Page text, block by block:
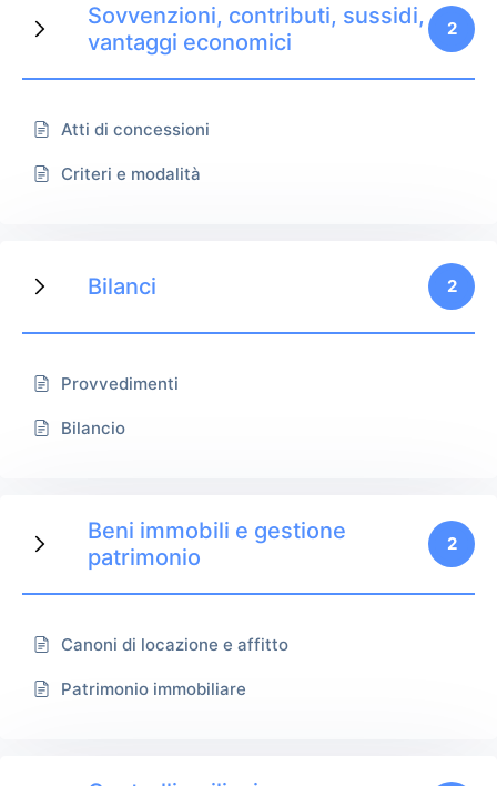
Sovvenzioni, contributi, sussidi,
vantaggi economici
2
Atti di concessioni
Criteri e modalità
Bilanci 2
Provvedimenti
Bilancio
Beni immobili e gestione
patrimonio
2
Canoni di locazione e affitto
Patrimonio immobiliare